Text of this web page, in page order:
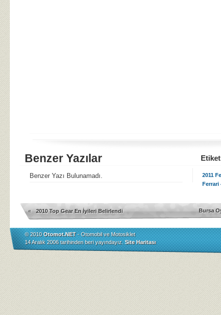
Benzer Yazılar
Benzer Yazı Bulunamadı.
2011
Ferrari
« 2010 Top Gear En İyileri Belirlendi Bursa
© 2010Otomot.NET- Otomobil ve Motosiklet
14 Aralık 2006 tarihinden beri yayındayız. Site Haritası